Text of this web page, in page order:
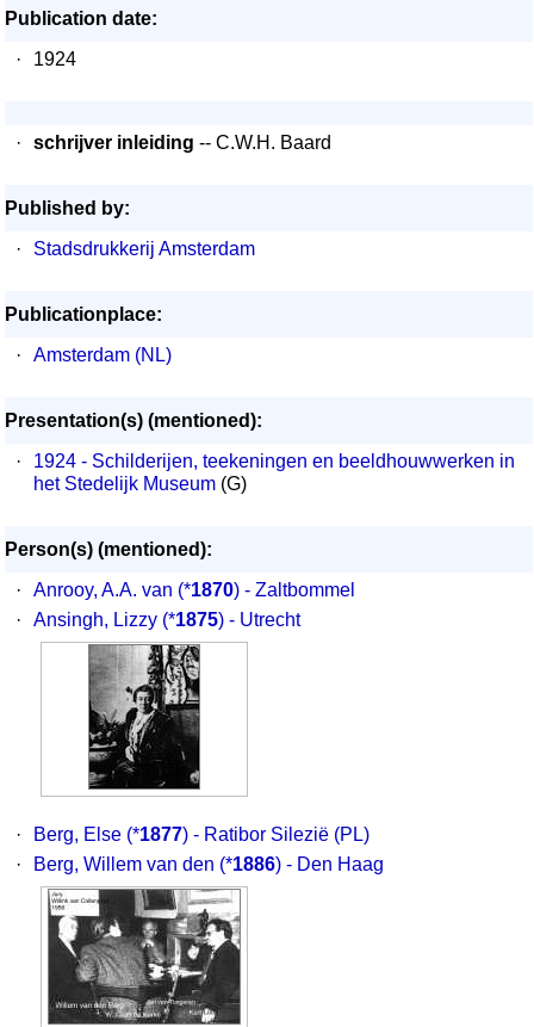
Publication date:
·
1924
· schrijver inleiding -- C.W.H. Baard
Published by:
·
Stadsdrukkerij Amsterdam
Publicationplace:
·
Amsterdam (NL)
Presentation(s) (mentioned):
·
1924 - Schilderijen, teekeningen en beeldhouwwerken in
het Stedelijk Museum (G)
Person(s) (mentioned):
·
Anrooy, A.A. van (*1870) - Zaltbommel
·
Ansingh, Lizzy (*1875) - Utrecht
· Berg, Else (*1877) - Ratibor Silezië (PL)
·
Berg, Willem van den (*1886) - Den Haag